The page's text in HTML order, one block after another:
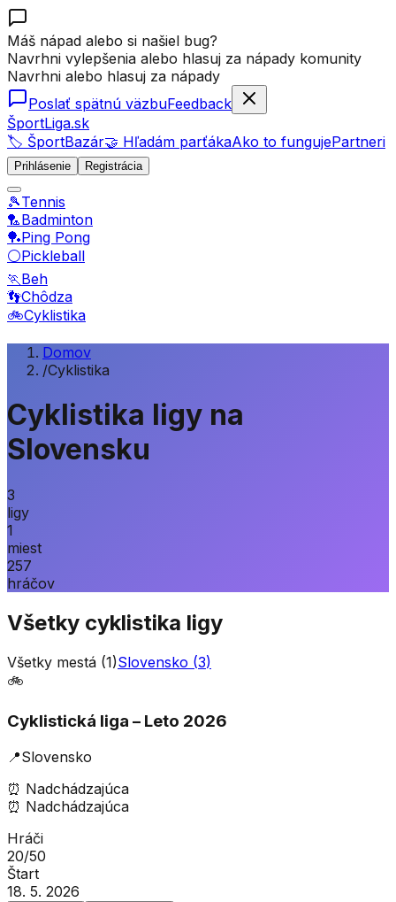
Máš nápad alebo si našiel bug?
Navrhni vylepšenia alebo hlasuj za nápady komunity
Navrhni alebo hlasuj za nápady
Poslať spätnú väzbuFeedback
ŠportLiga.sk
🏷️ ŠportBazár🤝 Hľadám parťákaAko to fungujePartneri
Prihlásenie Registrácia
🎾Tennis
🏸Badminton
🏓Ping Pong
⚪Pickleball
🏃Beh
👣Chôdza
🚲Cyklistika
Domov
/Cyklistika
Cyklistika ligy na
Slovensku
3
ligy
1
miest
257
hráčov
Všetky cyklistika ligy
Všetky mestá (1)Slovensko (3)
🚲
Cyklistická liga – Leto 2026
📍Slovensko
⏰ Nadchádzajúca
⏰ Nadchádzajúca
Hráči
20/50
Štart
18. 5. 2026